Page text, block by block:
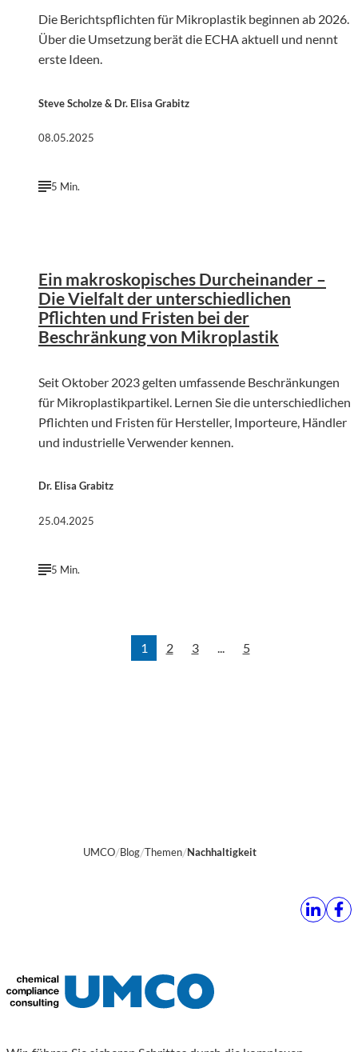
Die Berichtspflichten für Mikroplastik beginnen ab 2026.
Über die Umsetzung berät die ECHA aktuell und nennt
erste Ideen.
Steve Scholze & Dr. Elisa Grabitz
08.05.2025
5 Min.
Ein makroskopisches Durcheinander –
Die Vielfalt der unterschiedlichen
Pflichten und Fristen bei der
Beschränkung von Mikroplastik
Seit Oktober 2023 gelten umfassende Beschränkungen
für Mikroplastikpartikel. Lernen Sie die unterschiedlichen
Pflichten und Fristen für Hersteller, Importeure, Händler
und industrielle Verwender kennen.
Dr. Elisa Grabitz
25.04.2025
5 Min.
1 2 3 5
UMCO Blog Themen Nachhaltigkeit